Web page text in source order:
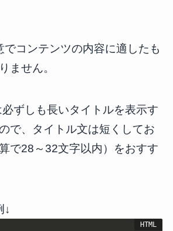
でコンテンツの内容に適したも
ません。
ずしも長いタイトルを表示す
で、タイトル文は短くしてお
で28～32文字以内）をおすす
↓